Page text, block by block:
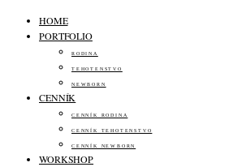
HOME
PORTFOLIO
RODINA
TEHOTENSTVO
NEWBORN
CENNÍK
CENNÍK RODINA
CENNÍK TEHOTENSTVO
CENNÍK NEWBORN
WORKSHOP